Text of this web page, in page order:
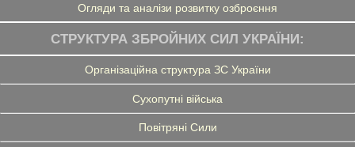
Огляди та аналізи розвитку озброєння
СТРУКТУРА ЗБРОЙНИХ СИЛ УКРАЇНИ:
Організаційна структура ЗС України
Сухопутні війська
Повітряні Сили